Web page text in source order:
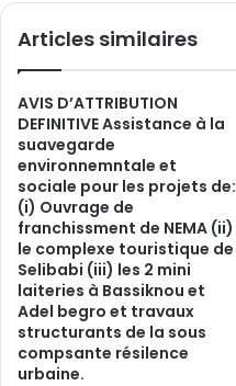
Articles similaires
AVIS D’ATTRIBUTION
DEFINITIVE Assistance à la
suavegarde
environnemntale et
sociale pour les projets de:
(i) Ouvrage de
franchissment de NEMA (ii)
le complexe touristique de
Selibabi (iii) les 2 mini
laiteries à Bassiknou et
Adel begro et travaux
structurants de la sous
compsante résilence
urbaine.